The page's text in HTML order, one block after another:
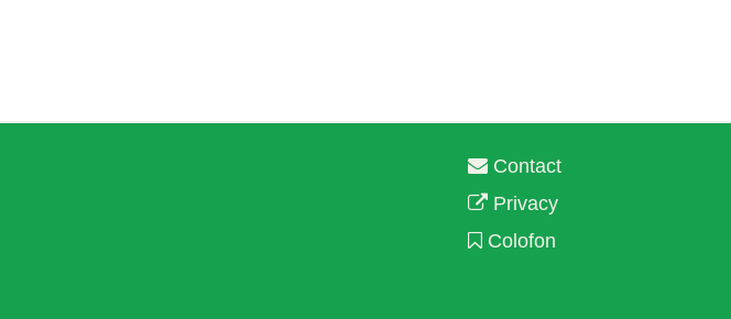
Contact
Privacy
Colofon